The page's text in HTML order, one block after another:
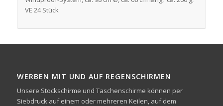
VE 24 Stück
WERBEN MIT UND AUF REGENSCHIRMEN
Unsere Stockschirme und Taschenschirme können per
Siebdruck auf einem oder mehreren Keilen, auf dem